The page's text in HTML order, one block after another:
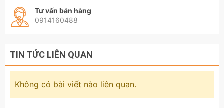
Tư vấn bán hàng
0914160488
TIN TỨC LIÊN QUAN
Không có bài viết nào liên quan.